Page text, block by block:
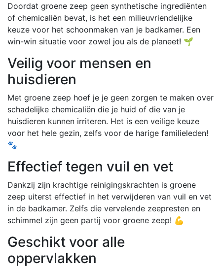
Doordat groene zeep geen synthetische ingrediënten
of chemicaliën bevat, is het een milieuvriendelijke
keuze voor het schoonmaken van je badkamer. Een
win-win situatie voor zowel jou als de planeet! 🌱
Veilig voor mensen en
huisdieren
Met groene zeep hoef je je geen zorgen te maken over
schadelijke chemicaliën die je huid of die van je
huisdieren kunnen irriteren. Het is een veilige keuze
voor het hele gezin, zelfs voor de harige familieleden!
🐾
Effectief tegen vuil en vet
Dankzij zijn krachtige reinigingskrachten is groene
zeep uiterst effectief in het verwijderen van vuil en vet
in de badkamer. Zelfs die vervelende zeepresten en
schimmel zijn geen partij voor groene zeep! 💪
Geschikt voor alle
oppervlakken